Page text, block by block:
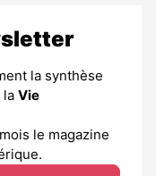
la synthèse
la Vie
le magazine